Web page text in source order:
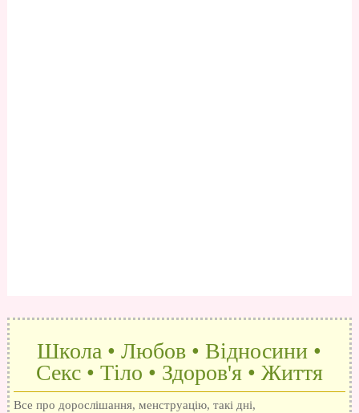
Школа • Любов • Відносини •
Секс • Тіло • Здоров'я • Життя
Все про дорослішання, менструацію, такі дні,